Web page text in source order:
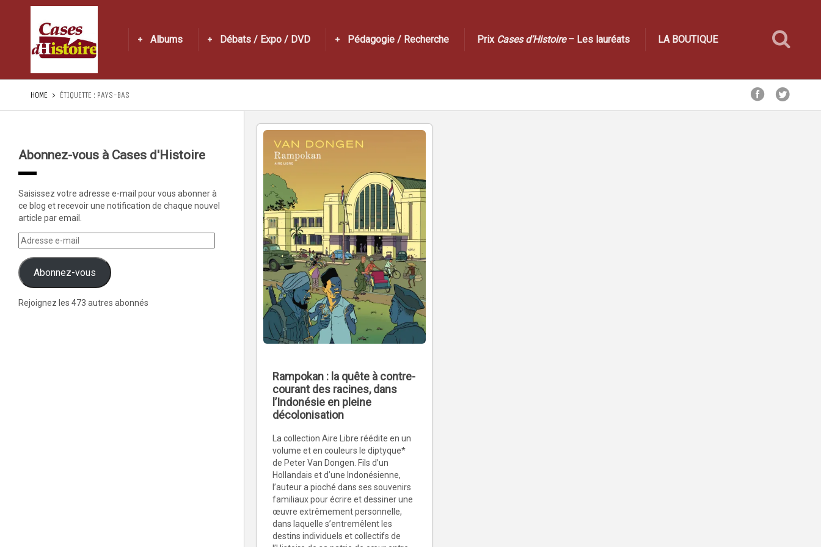
Albums Débats / Expo / DVD Pédagogie / Recherche Prix Cases d’Histoire– Les lauréats LA BOUTIQUE
HOME ÉTIQUETTE : PAYS-BAS
Abonnez-vous à Cases d'Histoire
Saisissez votre adresse e-mail pour vous abonner à
ce blog et recevoir une notification de chaque nouvel
article par email.
Abonnez-vous
Rejoignez les 473 autres abonnés
Rampokan : la quête à contre-
courant des racines, dans
l’Indonésie en pleine
décolonisation
La collection Aire Libre réédite en un
volume et en couleurs le diptyque*
de Peter Van Dongen. Fils d’un
Hollandais et d’une Indonésienne,
l’auteur a pioché dans ses souvenirs
familiaux pour écrire et dessiner une
œuvre extrêmement personnelle,
dans laquelle s’entremêlent les
destins individuels et collectifs de